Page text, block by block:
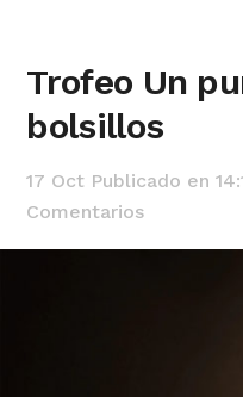
Trofeo Un
bolsillos
17 Oct Publicado en
Comentarios